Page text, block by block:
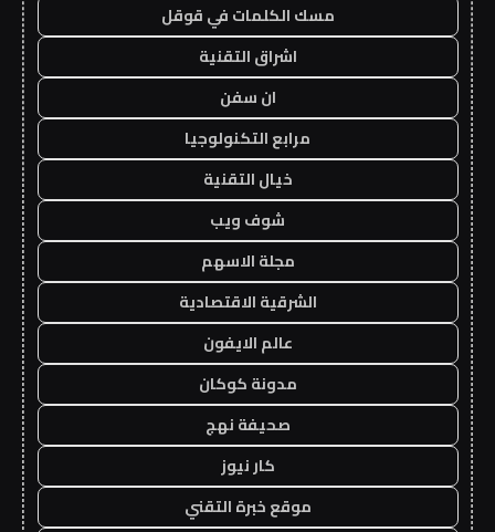
مسك الكلمات في قوقل
اشراق التقنية
ان سفن
مرابع التكنولوجيا
خيال التقنية
شوف ويب
مجلة الاسهم
الشرقية الاقتصادية
عالم الايفون
مدونة كوكان
صحيفة نهج
كار نيوز
موقع خبرة التقني